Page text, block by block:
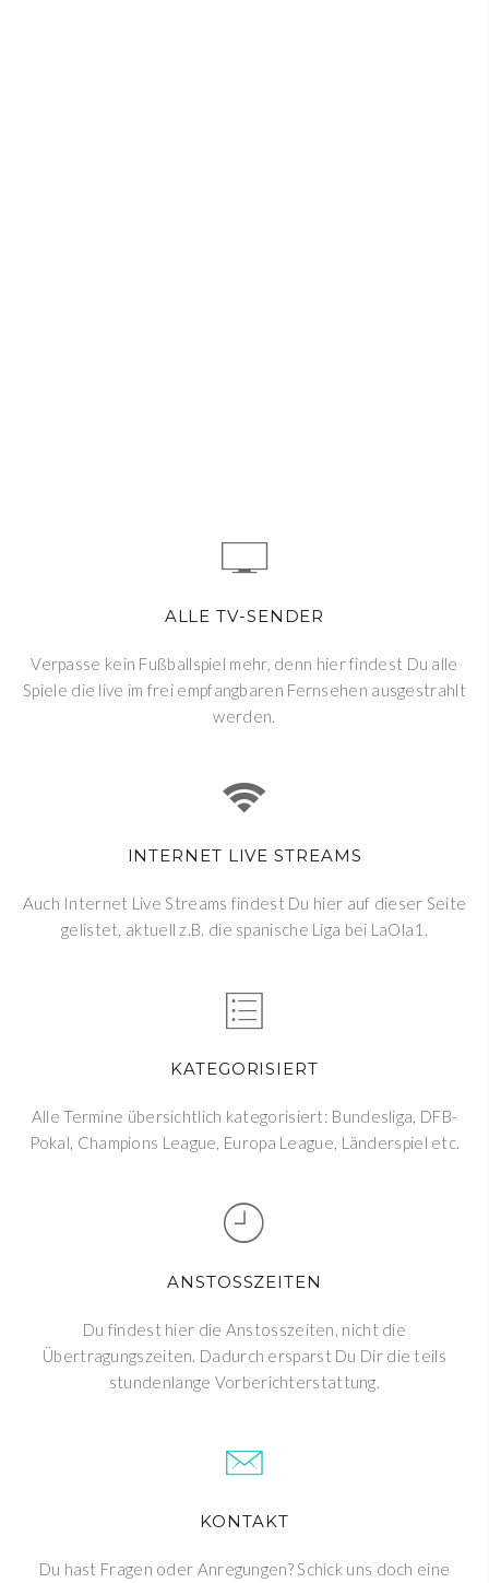
ALLE TV-SENDER
Verpasse kein Fußballspiel mehr, denn hier findest Du alle
Spiele die live im frei empfangbaren Fernsehen ausgestrahlt
werden.
INTERNET LIVE STREAMS
Auch Internet Live Streams findest Du hier auf dieser Seite
gelistet, aktuell z.B. die spanische Liga bei LaOla1.
KATEGORISIERT
Alle Termine übersichtlich kategorisiert: Bundesliga, DFB-
Pokal, Champions League, Europa League, Länderspiel etc.
ANSTOSSZEITEN
Du findest hier die Anstosszeiten, nicht die
Übertragungszeiten. Dadurch ersparst Du Dir die teils
stundenlange Vorberichterstattung.
KONTAKT
Du hast Fragen oder Anregungen? Schick uns doch eine